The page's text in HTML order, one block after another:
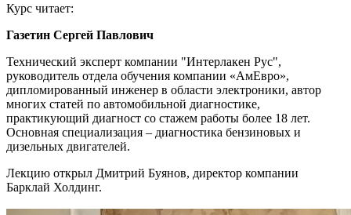
Курс читает:
Газетин Сергей Павлович
Технический эксперт компании "Интерлакен Рус",
руководитель отдела обучения компании «АмЕвро»,
дипломированный инженер в области электроники, автор
многих статей по автомобильной диагностике,
практикующий диагност со стажем работы более 18 лет.
Основная специализация – диагностика бензиновых и
дизельных двигателей.
Лекцию открыл Дмитрий Буянов, директор компании
Барклай Холдинг.